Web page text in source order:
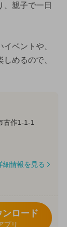
、親子で一日
ベントや、
めるので、
古作1-1-1
細情報を見る
ンロード
プリ